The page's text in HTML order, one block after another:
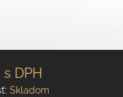
s DPH
Skladom